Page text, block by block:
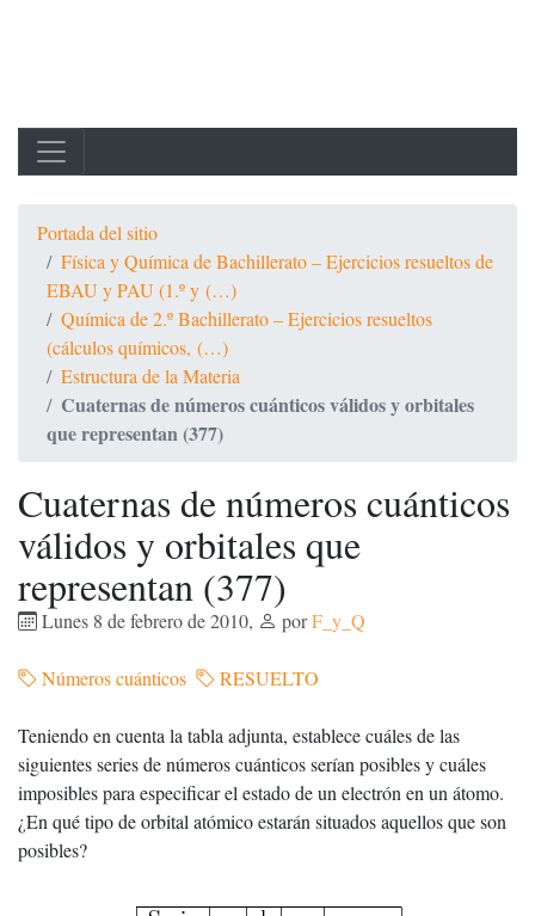
Portada del sitio
Física y Química de Bachillerato – Ejercicios resueltos de
EBAU y PAU (1.º y (…)
Química de 2.º Bachillerato – Ejercicios resueltos
(cálculos químicos, (…)
Estructura de la Materia
Cuaternas de números cuánticos válidos y orbitales
que representan (377)
Cuaternas de números cuánticos
válidos y orbitales que
representan (377)
Lunes 8 de febrero de 2010, porF_y_Q
Números cuánticos RESUELTO
Teniendo en cuenta la tabla adjunta, establece cuáles de las
siguientes series de números cuánticos serían posibles y cuáles
imposibles para especificar el estado de un electrón en un átomo.
¿En qué tipo de orbital atómico estarán situados aquellos que son
posibles?